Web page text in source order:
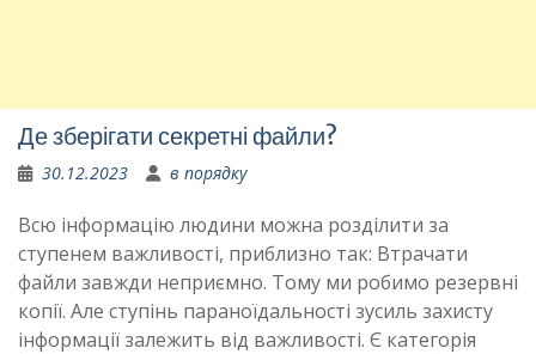
Де зберігати секретні файли?
30.12.2023 в порядку
Всю інформацію людини можна розділити за
ступенем важливості, приблизно так: Втрачати
файли завжди неприємно. Тому ми робимо резервні
копії. Але ступінь параноїдальності зусиль захисту
інформації залежить від важливості. Є категорія